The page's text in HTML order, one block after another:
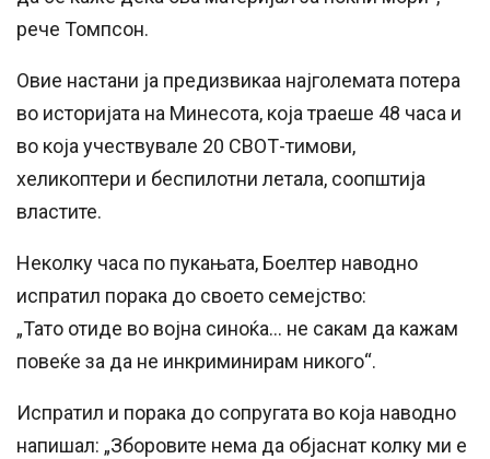
рече Томпсон.
Овие настани ја предизвикаа најголемата потера
во историјата на Минесота, која траеше 48 часа и
во која учествувале 20 СВОТ-тимови,
хеликоптери и беспилотни летала, соопштија
властите.
Неколку часа по пукањата, Боелтер наводно
испратил порака до своето семејство:
„Тато отиде во војна синоќа… не сакам да кажам
повеќе за да не инкриминирам никого“.
Испратил и порака до сопругата во која наводно
напишал: „Зборовите нема да објаснат колку ми е